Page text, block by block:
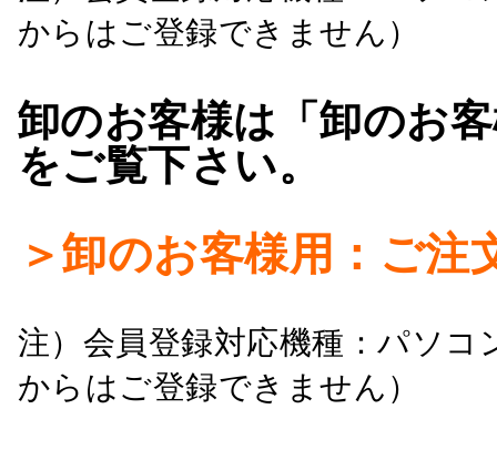
からはご登録できません）
卸のお客様は「卸のお
をご覧下さい。
＞卸のお客様用：ご注
注）会員登録対応機種：パソ
からはご登録できません）